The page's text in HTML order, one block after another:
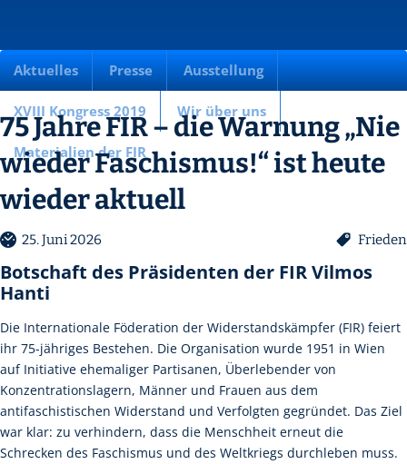
Aktuelles Presse Ausstellung
XVIII Kongress 2019 Wir über uns
Materialien der FIR
75 Jahre FIR – die Warnung „Nie
wieder Faschismus!“ ist heute
wieder aktuell
25. Juni 2026 Frieden
Botschaft des Präsidenten der FIR Vilmos
Hanti
Die Internationale Föderation der Widerstandskämpfer (FIR) feiert
ihr 75-jähriges Bestehen. Die Organisation wurde 1951 in Wien
auf Initiative ehemaliger Partisanen, Überlebender von
Konzentrationslagern, Männer und Frauen aus dem
antifaschistischen Widerstand und Verfolgten gegründet. Das Ziel
war klar: zu verhindern, dass die Menschheit erneut die
Schrecken des Faschismus und des Weltkriegs durchleben muss.